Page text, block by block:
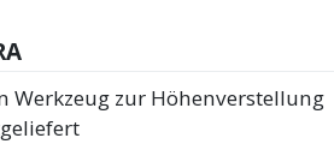
Werkzeug zur Höhenverstellung